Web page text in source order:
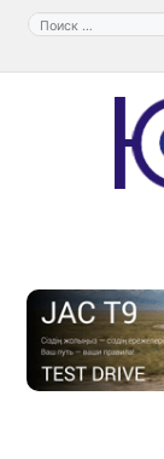
Перейти
содержимому
Поиск: